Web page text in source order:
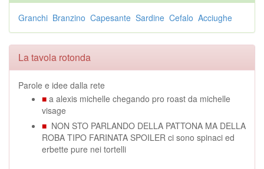
Granchi Branzino Capesante Sardine Cefalo Acciughe
La tavola rotonda
Parole e idee dalla rete
■ a alexis michelle chegando pro roast da michelle
visage
■ NON STO PARLANDO DELLA PATTONA MA DELLA
ROBA TIPO FARINATA SPOILER ci sono spinaci ed
erbette pure nei tortelli